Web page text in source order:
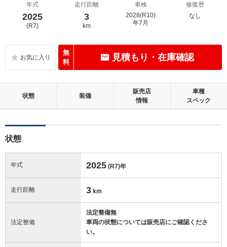
年式
2025
(R7)
走行距離
3
km
車検
2028(R10)
年7月
修復歴
なし
無
料
見積もり・在庫確認
状態 装備
販売店
情報
車種
スペック
状態
年式 2025 (R7)年
走行距離 3 km
法定整備
法定整備無
車両の状態については販売店にご確認くださ
い。